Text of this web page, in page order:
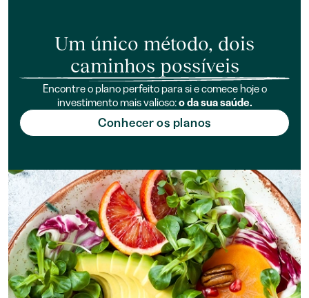
Um único método, dois
caminhos possíveis
Encontre o plano perfeito para si e comece hoje o
investimento mais valioso:o da sua saúde.
Conhecer os planos